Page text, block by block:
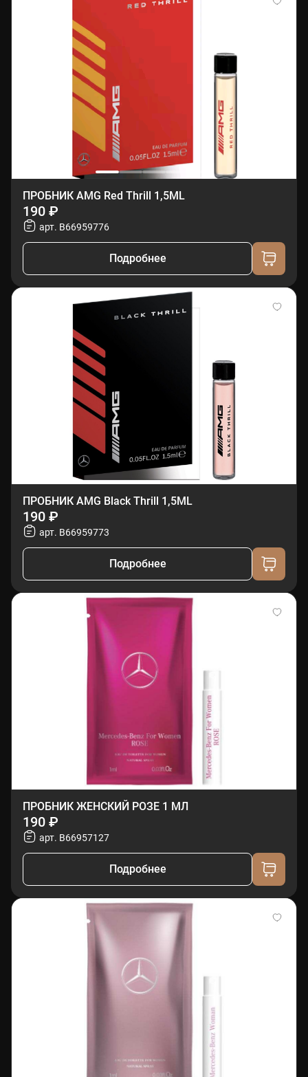
ПРОБНИК AMG Red Thrill 1,5ML
190 ₽
арт. B66959776
Подробнее
ПРОБНИК AMG Black Thrill 1,5ML
190 ₽
арт. B66959773
Подробнее
ПРОБНИК ЖЕНСКИЙ РОЗЕ 1 МЛ
190 ₽
арт. B66957127
Подробнее